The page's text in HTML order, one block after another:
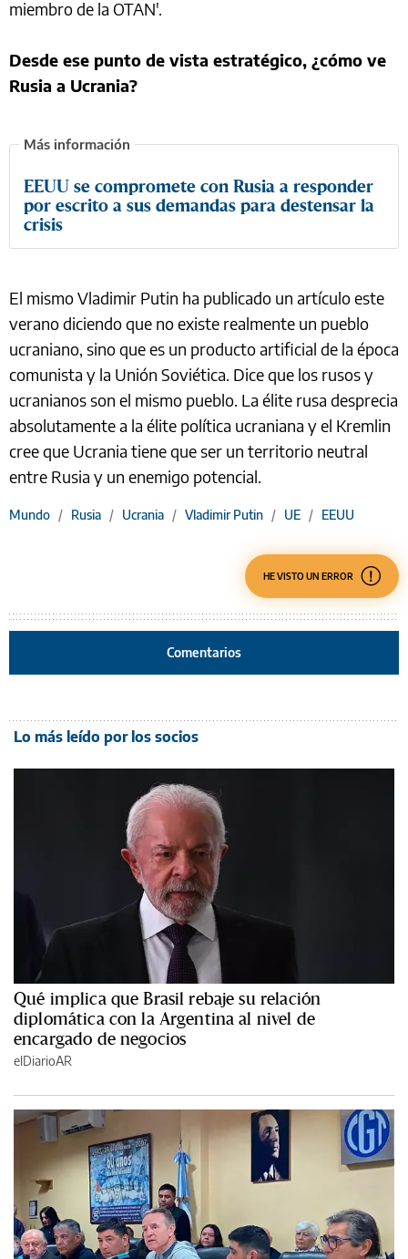
miembro de la OTAN'.
Desde ese punto de vista estratégico, ¿cómo ve
Rusia a Ucrania?
EEUU se compromete con Rusia a responder
por escrito a sus demandas para destensar la
crisis
El mismo Vladimir Putin ha publicado un artículo este
verano diciendo que no existe realmente un pueblo
ucraniano, sino que es un producto artificial de la época
comunista y la Unión Soviética. Dice que los rusos y
ucranianos son el mismo pueblo. La élite rusa desprecia
absolutamente a la élite política ucraniana y el Kremlin
cree que Ucrania tiene que ser un territorio neutral
entre Rusia y un enemigo potencial.
Mundo / Rusia / Ucrania / Vladimir Putin / UE / EEUU
HE VISTO UN ERROR
Comentarios
Lo más leído por los socios
Qué implica que Brasil rebaje su relación
diplomática con la Argentina al nivel de
encargado de negocios
elDiarioAR